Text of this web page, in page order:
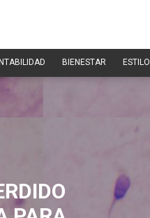
BIENESTAR ESTILO